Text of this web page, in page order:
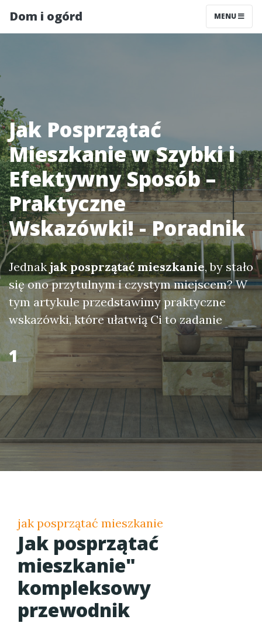
Dom i ogórd MENU
Jak Posprzątać
Mieszkanie w Szybki i
Efektywny Sposób –
Praktyczne
Wskazówki! - Poradnik
Jednakjak posprzątać mieszkanie, by stało
się ono przytulnym i czystym miejscem? W
tym artykule przedstawimy praktyczne
wskazówki, które ułatwią Ci to zadanie
1
jak posprzątać mieszkanie
Jak posprzątać
mieszkanie"
kompleksowy
przewodnik